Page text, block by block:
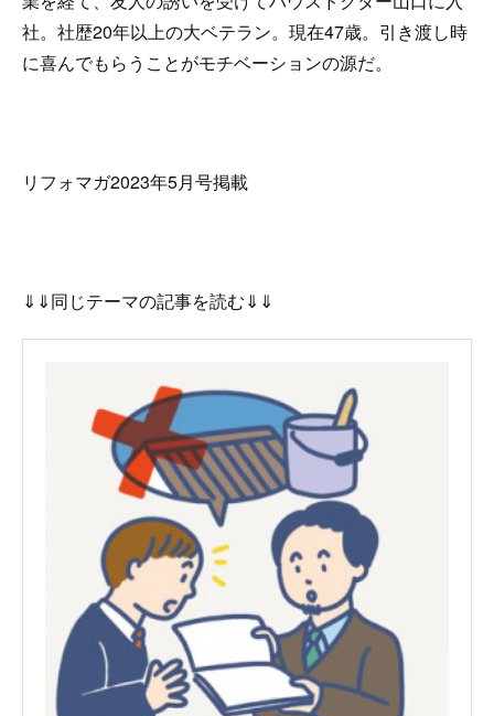
社。社歴20年以上の大ベテラン。現在47歳。引き渡し時
に喜んでもらうことがモチベーションの源だ。
リフォマガ2023年5月号掲載
⇓⇓同じテーマの記事を読む⇓⇓